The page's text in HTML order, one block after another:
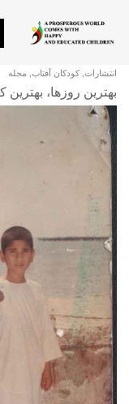
انتشارات کودکان آفتاب مجله
بهترین روزها، بهترین